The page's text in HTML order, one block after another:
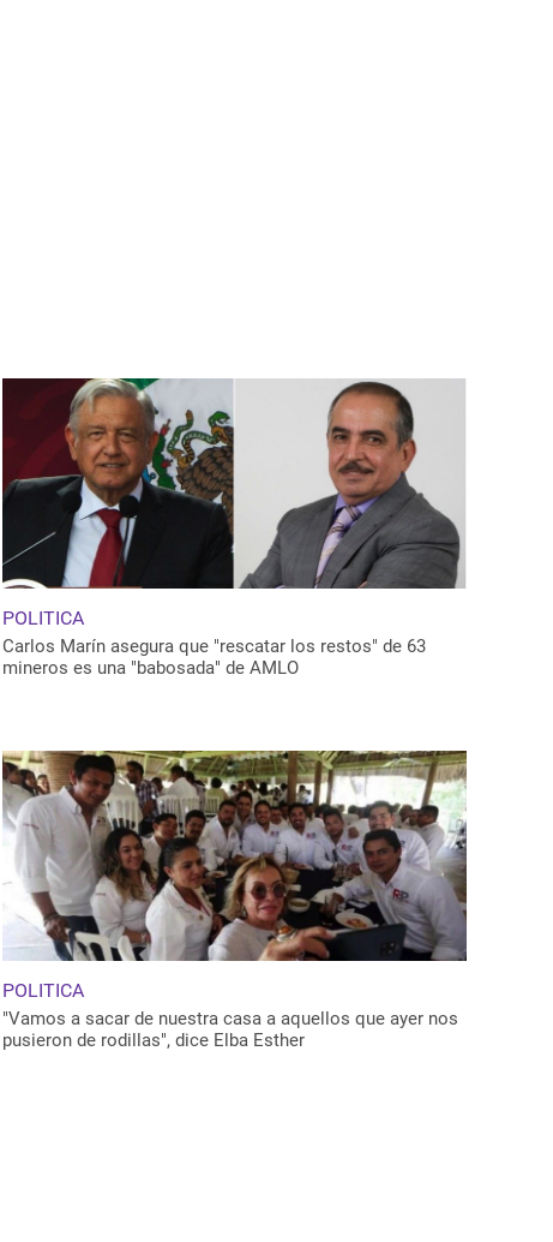
POLITICA
Carlos Marín asegura que "rescatar los restos" de 63
mineros es una "babosada" de AMLO
POLITICA
"Vamos a sacar de nuestra casa a aquellos que ayer nos
pusieron de rodillas", dice Elba Esther